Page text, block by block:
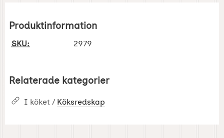
Produktinformation
SKU: 2979
Relaterade kategorier
I köket / Köksredskap